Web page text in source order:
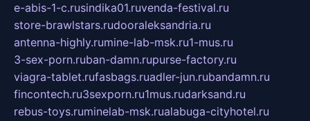
e-abis-1-c.rusindika01.ruvenda-festival.ru
store-brawlstars.rudooraleksandria.ru
antenna-highly.rumine-lab-msk.ru1-mus.ru
3-sex-porn.ruban-damn.rupurse-factory.ru
viagra-tablet.rufasbags.ruadler-jun.rubandamn.ru
fincontech.ru3sexporn.ru1mus.rudarksand.ru
rebus-toys.ruminelab-msk.rualabuga-cityhotel.ru